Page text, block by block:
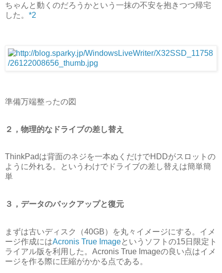
ちゃんと動くのだろうかという一抹の不安を抱きつつ帰宅
した。 *2
準備万端整ったの図
２，物理的なドライブの差し替え
ThinkPadは背面のネジを一本ぬくだけでHDDがスロットの
ように外れる。というわけでドライブの差し替えは簡単簡
単
３，データのバックアップと復元
まずは古いディスク（40GB）を丸々イメージにする。イメ
ージ作成にはAcronis True Imageというソフトの15日限定ト
ライアル版を利用した。Acronis True Imageの良い点はイメ
ージを作る際に圧縮がかかる点である。